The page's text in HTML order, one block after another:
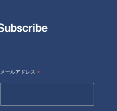
メールアドレス *